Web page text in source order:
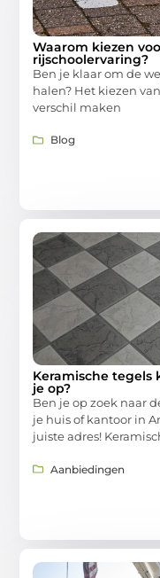
Waarom kiezen
rijschoolervaring?
Ben je klaar om de
halen? Het kiezen
verschil maken
Blog
Keramische tegels
je op?
Ben je op zoek naar
je huis of kantoor in
juiste adres!
Aanbiedingen